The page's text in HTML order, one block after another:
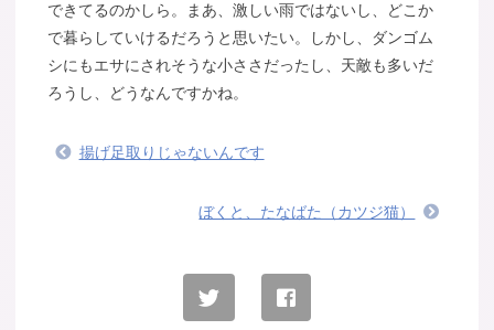
できてるのかしら。まあ、激しい雨ではないし、どこか
で暮らしていけるだろうと思いたい。しかし、ダンゴム
シにもエサにされそうな小ささだったし、天敵も多いだ
ろうし、どうなんですかね。
揚げ足取りじゃないんです
ぼくと、たなばた（カツジ猫）